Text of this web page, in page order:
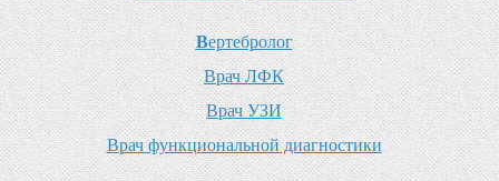
Вертебролог
Врач ЛФК
Врач УЗИ
Врач функциональной диагностики